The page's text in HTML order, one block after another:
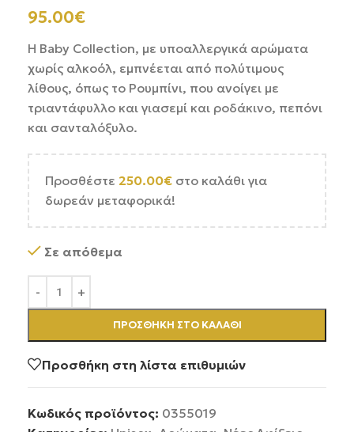
95.00€
Η Baby Collection, με υποαλλεργικά αρώματα
χωρίς αλκοόλ, εμπνέεται από πολύτιμους
λίθους, όπως το Ρουμπίνι, που ανοίγει με
τριαντάφυλλο και γιασεμί και ροδάκινο, πεπόνι
και σανταλόξυλο.
Προσθέστε 250.00€ στο καλάθι για
δωρεάν μεταφορικά!
Σε απόθεμα
ΠΡΟΣΘΉΚΗ ΣΤΟ ΚΑΛΆΘΙ
Προσθήκη στη λίστα επιθυμιών
Κωδικός προϊόντος: 0355019